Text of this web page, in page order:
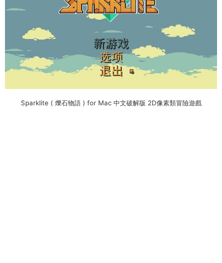
Sparklite ( 爍石物語 ) for Mac 中文破解版 2D像素類冒險遊戲